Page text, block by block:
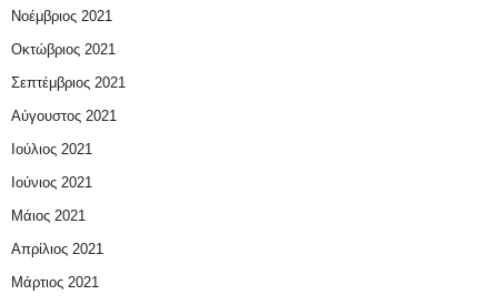
Νοέμβριος 2021
Οκτώβριος 2021
Σεπτέμβριος 2021
Αύγουστος 2021
Ιούλιος 2021
Ιούνιος 2021
Μάιος 2021
Απρίλιος 2021
Μάρτιος 2021